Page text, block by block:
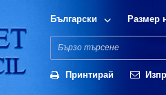
Български Размер
Принтирай